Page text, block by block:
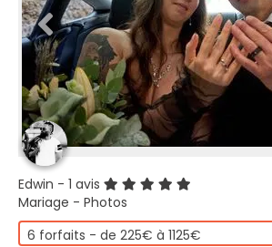
Edwin - 1 avis
Mariage - Photos
6 forfaits - de 225€ à 1125€